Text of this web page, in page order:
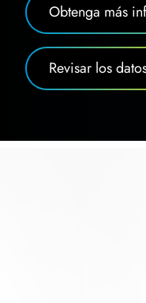
Obtenga más
Revisar los